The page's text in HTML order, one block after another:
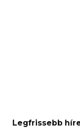
Legfrissebb